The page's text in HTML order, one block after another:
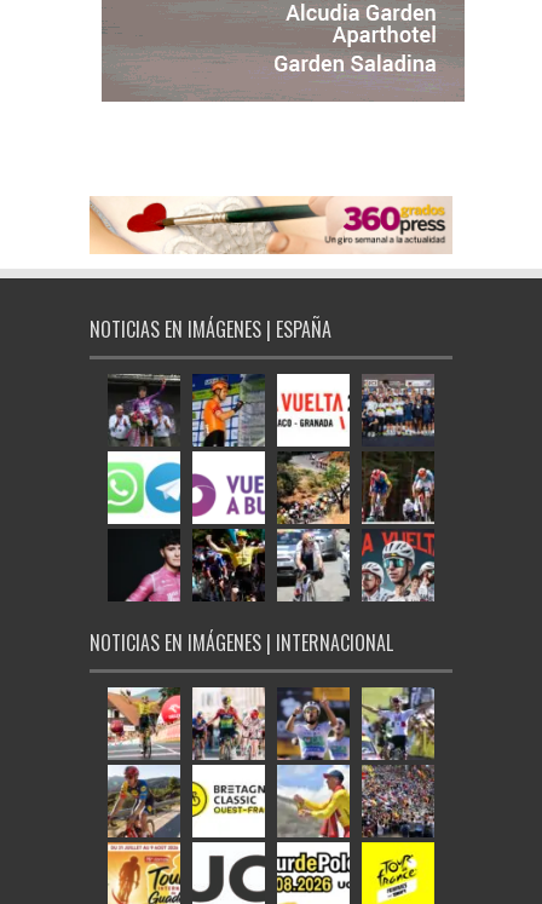
NOTICIAS EN IMÁGENES | ESPAÑA
NOTICIAS EN IMÁGENES | INTERNACIONAL